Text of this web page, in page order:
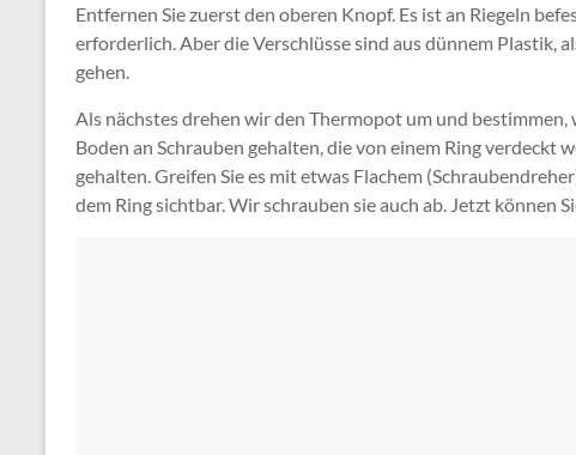
Entfernen Sie zuerst den oberen Knopf. Es ist an Riegeln
erforderlich. Aber die Verschlüsse sind aus dünnem Plastik,
gehen.
Als nächstes drehen wir den Thermopot um und
Boden an Schrauben gehalten, die von einem Ring verdeckt
gehalten. Greifen Sie es mit etwas Flachem
dem Ring sichtbar. Wir schrauben sie auch ab. Jetzt können